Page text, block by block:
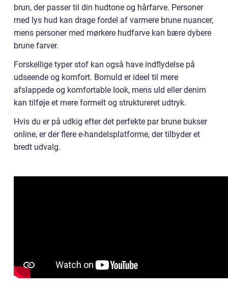
brun, der passer til din hudtone og hårfarve. Personer
med lys hud kan drage fordel af varmere brune nuancer,
mens personer med mørkere hudfarve kan bære dybere
brune farver.
Forskellige typer stof kan også have indflydelse på
udseende og komfort. Bomuld er ideel til mere
afslappede og komfortable look, mens uld eller denim
kan tilføje et mere formelt og struktureret udtryk.
Hvis du er på udkig efter det perfekte par brune bukser
online, er der flere e-handelsplatforme, der tilbyder et
bredt udvalg.